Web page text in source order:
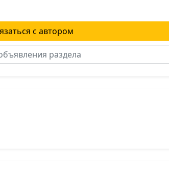
с автором
раздела